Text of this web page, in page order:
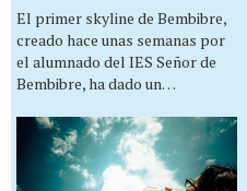
El primer skyline de Bembibre,
creado hace unas semanas por
el alumnado del IES Señor de
Bembibre, ha dado un…